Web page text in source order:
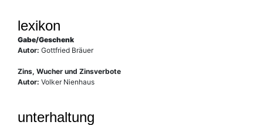
lexikon
Gabe/Geschenk
Autor: Gottfried Bräuer
Zins, Wucher und Zinsverbote
Autor: Volker Nienhaus
unterhaltung